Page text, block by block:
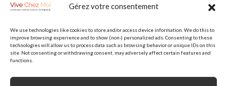
Gérez votre consentement
We use technologies like cookies to store and/or access device information. We do this to
improve browsing experience and to show (non-) personalized ads. Consenting to these
technologies will allow us to process data such as browsing behavior or unique IDs on this
site. Not consenting or withdrawing consent, may adversely affect certain features and
functions.
PAIEMENTS